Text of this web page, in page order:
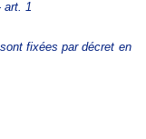
art. 1
fixées par décret en